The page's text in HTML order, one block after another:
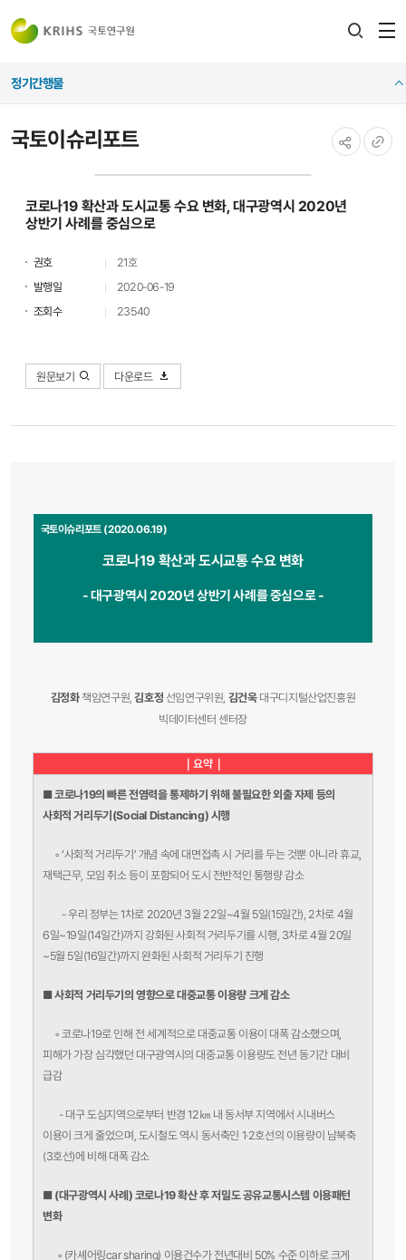
국토이슈리포트
정기간행물
코로나19 확산과 도시교통 수요 변화, 대구광역시 2020년
상반기 사례를 중심으로​
권호
21호
발행일
2020-06-19
조회수
23540
원문보기 다운로드
국토이슈리포트 (2020.06.19)
코로나19 확산과 도시교통 수요 변화
-대구광역시 2020년 상반기 사례를 중심으로-
김정화 책임연구원,김호정 선임연구위원, 김건욱 대구디지털산업진흥원
빅데이터센터 센터장
｜요약｜
■ 코로나19의 빠른 전염력을 통제하기 위해 불필요한 외출 자제 등의
사회적 거리두기 (Social Distancing) 시행
◦ ‘사회적 거리두기’ 개념 속에 대면접촉 시 거리를 두는 것뿐 아니라 휴교,
재택근무, 모임 취소 등이 포함되어 도시 전반적인 통행량 감소
- 우리 정부는 1차로 2020년 3월 22일~4월 5일(15일간), 2차로 4월
6일~19일(14일간)까지 강화된 사회적 거리두기를 시행, 3차로 4월 20일
~5월 5일(16일간)까지 완화된 사회적 거리두기 진행
■사회적 거리두기의 영향으로 대중교통 이용량 크게 감소
◦ 코로나19로 인해 전 세계적으로 대중교통 이용이 대폭 감소했으며,
피해가 가장 심각했던 대구광역시의 대중교통 이용량도 전년 동기간 대비
급감
- 대구 도심지역으로부터 반경 12㎞ 내 동서부 지역에서 시내버스
이용이 크게 줄었으며, 도시철도 역시 동서축인 1·2호선의 이용량이 남북축
(3호선)에 비해 대폭 감소
■ (대구광역시 사례) 코로나19 확산 후 저밀도 공유교통시스템 이용패턴
변화
◦ (카셰어링car sharing) 이용건수가 전년대비 50% 수준 이하로 크게